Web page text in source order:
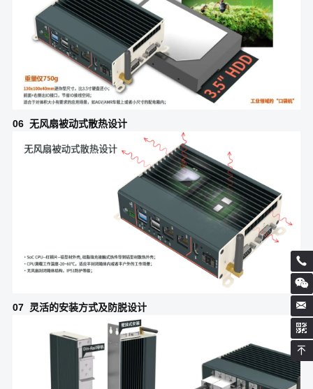
06 无风扇被动式散热设计
07 灵活的安装方式及防脱设计